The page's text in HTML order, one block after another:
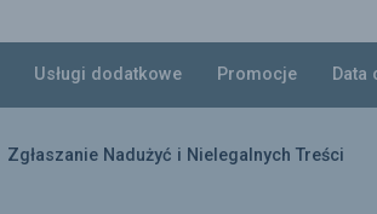
Usługi dodatkowe Promocje Data
Zgłaszanie Nadużyć i Nielegalnych Treści